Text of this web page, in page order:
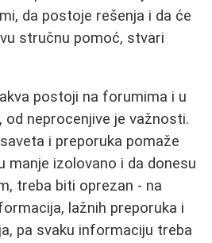
da postoje rešenja i da će
stručnu pomoć, stvari
postoji na forumima i u
od neprocenjive je važnosti.
i preporuka pomaže
manje izolovano i da donesu
treba biti oprezan - na
lažnih preporuka i
pa svaku informaciju treba